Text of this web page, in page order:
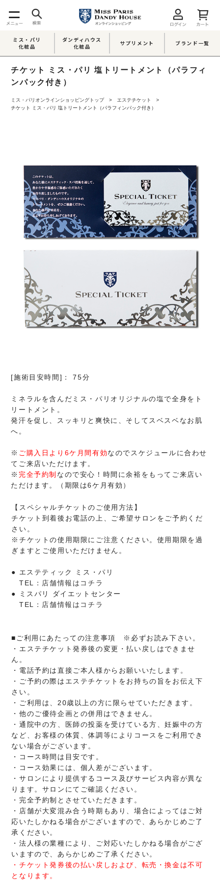
ミス・パリ
化粧品
ダンディハウス
化粧品
サプリメント ブランド一覧
チケット ミス・パリ 塩トリートメント（パラフィ
ンパック付き）
ミス・パリオンラインショッピングトップ
エステチケット
チケット ミス・パリ 塩トリートメント（パラフィンパック付き）
[施術目安時間]： 75分
ミネラルを含んだミス・パリオリジナルの塩で全身をト
リートメント。
発汗を促し、スッキリと爽快に、そしてスベスベなお肌
へ。
※ ご購入日より6ケ月間有効なのでスケジュールに合わせ
てご来店いただけます。
※ 完全予約制 なので安心！時間に余裕をもってご来店い
ただけます。（期限は6ケ月有効）
【スペシャルチケットのご使用方法】
チケット到着後お電話の上、ご希望サロンをご予約くだ
さい。
※チケットの使用期限にご注意ください。使用期限を過
ぎますとご使用いただけません。
● エステティック ミス・パリ
TEL： 店舗情報はコチラ
● ミスパリ ダイエットセンター
TEL： 店舗情報はコチラ
■ご利用にあたっての注意事項 ※必ずお読み下さい。
・エステチケット発券後の変更・払い戻しはできませ
ん。
・電話予約は直接ご本人様からお願いいたします。
・ご予約の際はエステチケットをお持ちの旨をお伝え下
さい。
・ご利用は、20歳以上の方に限らせていただきます。
・他のご優待企画との併用はできません。
・通院中の方、医師の投薬を受けている方、妊娠中の方
など、お客様の体質、体調等によりコースをご利用でき
ない場合がございます。
・コース時間は目安です。
・コース効果には、個人差がございます。
・サロンにより提供するコース及びサービス内容が異な
ります。サロンにてご確認ください。
・完全予約制とさせていただきます。
・店舗が大変混み合う時期もあり、場合によってはご対
応いたしかねる場合がございますので、あらかじめご了
承ください。
・法人様の業種により、ご対応いたしかねる場合がござ
いますので、あらかじめご了承ください。
・チケット発券後の払い戻しおよび、転売・換金は不可
となります。